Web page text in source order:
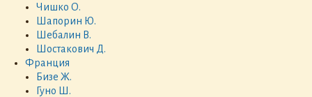
Чишко О.
Шапорин Ю.
Шебалин В.
Шостакович Д.
Франция
Бизе Ж.
Гуно Ш.